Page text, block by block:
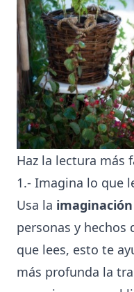
Haz la lectura más
1.- Imagina lo que
Usa la imaginación
personas y hechos
que lees, esto te
más profunda la